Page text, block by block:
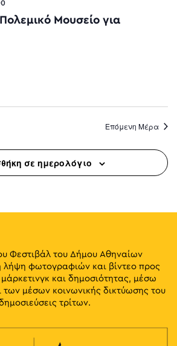
Μουσείο για
Επόμενη Μέρα
σε ημερολόγιο
Φεστιβάλ του Δήμου Αθηναίων
λήψη φωτογραφιών και βίντεο προς
και δημοσιότητας, μέσω
των μέσων κοινωνικής δικτύωσης του
τρίτων.